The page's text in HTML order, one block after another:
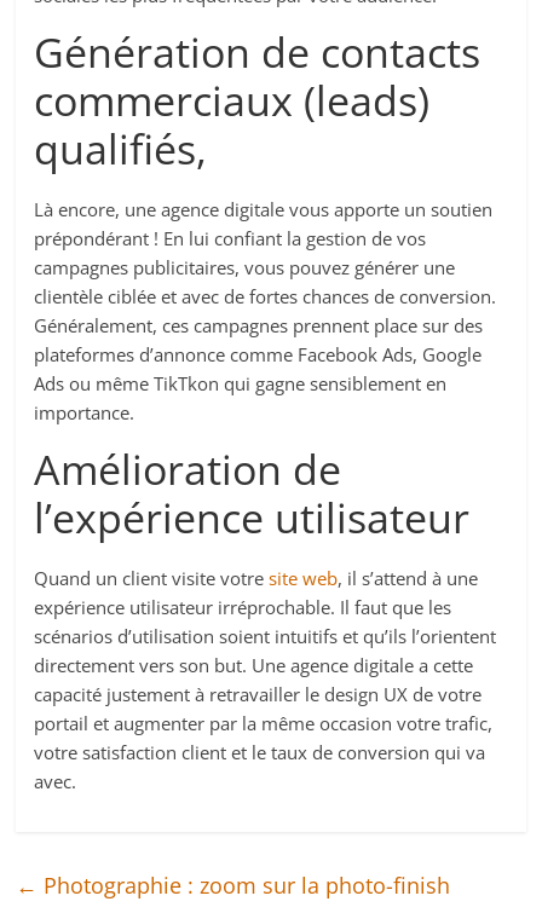
Génération de contacts
commerciaux (leads)
qualifiés,
Là encore, une agence digitale vous apporte un soutien
prépondérant ! En lui confiant la gestion de vos
campagnes publicitaires, vous pouvez générer une
clientèle ciblée et avec de fortes chances de conversion.
Généralement, ces campagnes prennent place sur des
plateformes d’annonce comme Facebook Ads, Google
Ads ou même TikTkon qui gagne sensiblement en
importance.
Amélioration de
l’expérience utilisateur
Quand un client visite votresite web, il s’attend à une
expérience utilisateur irréprochable. Il faut que les
scénarios d’utilisation soient intuitifs et qu’ils l’orientent
directement vers son but. Une agence digitale a cette
capacité justement à retravailler le design UX de votre
portail et augmenter par la même occasion votre trafic,
votre satisfaction client et le taux de conversion qui va
avec.
← Photographie : zoom sur la photo-finish